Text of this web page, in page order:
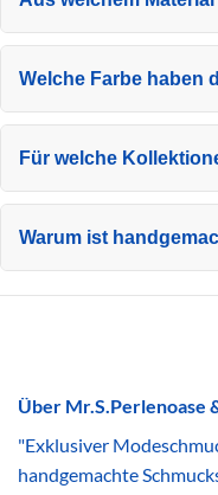
Welche Farbe haben
Für welche
Warum ist
Über Mr.S.Perlenoase
"Exklusiver
handgemachte